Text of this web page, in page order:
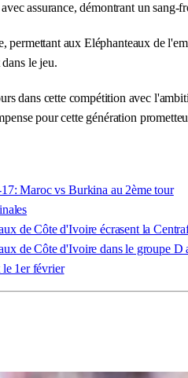
assurance, démontrant un sang-
permettant aux Eléphanteaux de
le jeu.
dans cette compétition avec
pour cette génération
Maroc vs Burkina au 2ème tour
de Côte d'Ivoire écrasent la
de Côte d'Ivoire dans le groupe D
1er février